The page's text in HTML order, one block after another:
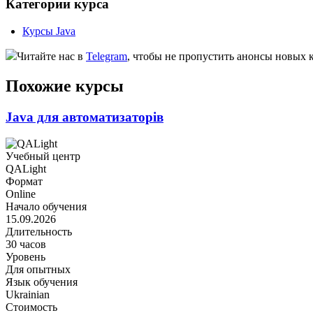
Категории курса
Курсы Java
Читайте нас в Telegram, чтобы не пропустить анонсы новых
Похожие курсы
Java для автоматизаторів
Учебный центр
QALight
Формат
Online
Начало обучения
15.09.2026
Длительность
30 часов
Уровень
Для опытных
Язык обучения
Ukrainian
Стоимость